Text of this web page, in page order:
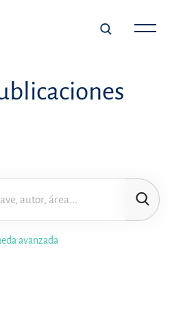
avanzada